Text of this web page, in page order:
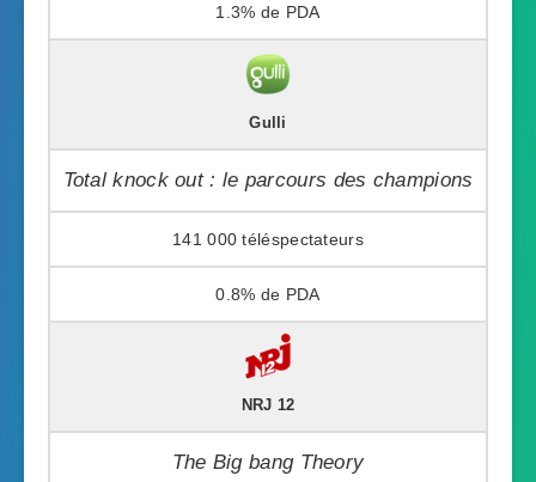
1.3%
Gulli
Total knock out : le parcours des champions
141 000
0.8%
NRJ 12
The Big bang Theory